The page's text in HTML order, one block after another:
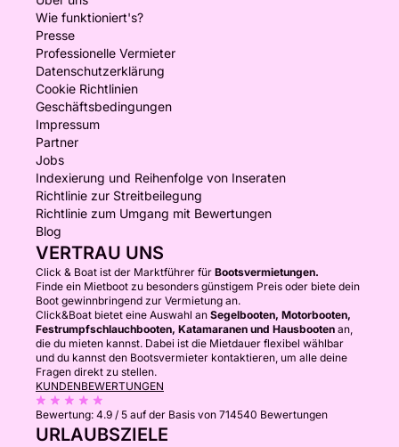
Wie funktioniert's?
Presse
Professionelle Vermieter
Datenschutzerklärung
Cookie Richtlinien
Geschäftsbedingungen
Impressum
Partner
Jobs
Indexierung und Reihenfolge von Inseraten
Richtlinie zur Streitbeilegung
Richtlinie zum Umgang mit Bewertungen
Blog
VERTRAU UNS
Click & Boat ist der Marktführer für Bootsvermietungen.
Finde ein Mietboot zu besonders günstigem Preis oder biete dein
Boot gewinnbringend zur Vermietung an.
Click&Boat bietet eine Auswahl an Segelbooten, Motorbooten,
Festrumpfschlauchbooten, Katamaranen und Hausbooten an,
die du mieten kannst. Dabei ist die Mietdauer flexibel wählbar
und du kannst den Bootsvermieter kontaktieren, um alle deine
Fragen direkt zu stellen.
KUNDENBEWERTUNGEN
Bewertung: 4.9 / 5 auf der Basis von 714540 Bewertungen
URLAUBSZIELE